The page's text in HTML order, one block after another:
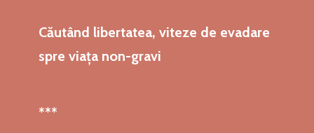
Căutând libertatea, viteze de evadare
spre viața non-gravi
***